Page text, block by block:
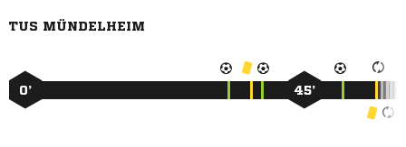
TUS MÜNDELHEIM
0’ 45’